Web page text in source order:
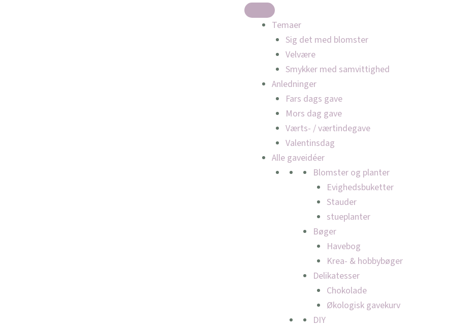
Temaer
Sig det med blomster
Velvære
Smykker med samvittighed
Anledninger
Fars dags gave
Mors dag gave
Værts- / værtindegave
Valentinsdag
Alle gaveidéer
Blomster og planter
Evighedsbuketter
Stauder
stueplanter
Bøger
Havebog
Krea- & hobbybøger
Delikatesser
Chokolade
Økologisk gavekurv
DIY